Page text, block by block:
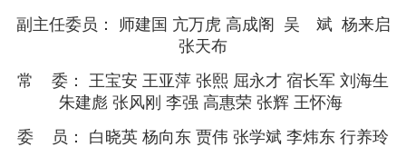
副主任委员： 师建国 亢万虎 高成阁 吴 斌 杨来启
张天布
常 委： 王宝安 王亚萍 张熙 屈永才 宿长军 刘海生
朱建彪 张风刚 李强 高惠荣 张辉 王怀海
委 员： 白晓英 杨向东 贾伟 张学斌 李炜东 行养玲